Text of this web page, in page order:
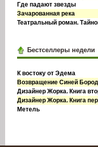
Где падают звезды
Зачарованная река
Театральный роман.
Бестселлеры недели
К востоку от Эдема
Возвращение Синей
Дизайнер Жорка. Книга
Дизайнер Жорка. Книга
Метель